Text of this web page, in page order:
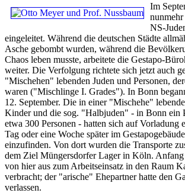
Im
nunmehr
NS-
eingeleitet. Während die deutschen Städte
Asche gebombt wurden, während die
Chaos leben musste, arbeitete die Gestapo-
weiter. Die Verfolgung richtete sich jetzt auch
"Mischehen" lebenden Juden und Personen,
waren ("Mischlinge I. Grades"). In Bonn
12. September. Die in einer "Mischehe"
Kinder und die sog. "Halbjuden" - in Bonn ein
etwa 300 Personen - hatten sich auf Vorladung
Tag oder eine Woche später im
einzufinden. Von dort wurden die Transporte
dem Ziel Müngersdorfer Lager in Köln.
von hier aus zum Arbeitseinsatz in den Raum
verbracht; der "arische" Ehepartner hatte den
verlassen.